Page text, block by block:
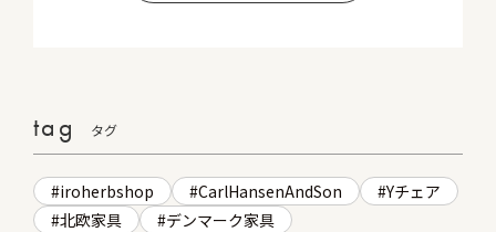
tag タグ
iroherbshop CarlHansenAndSon
Yチェア
北欧家具
デンマーク家具